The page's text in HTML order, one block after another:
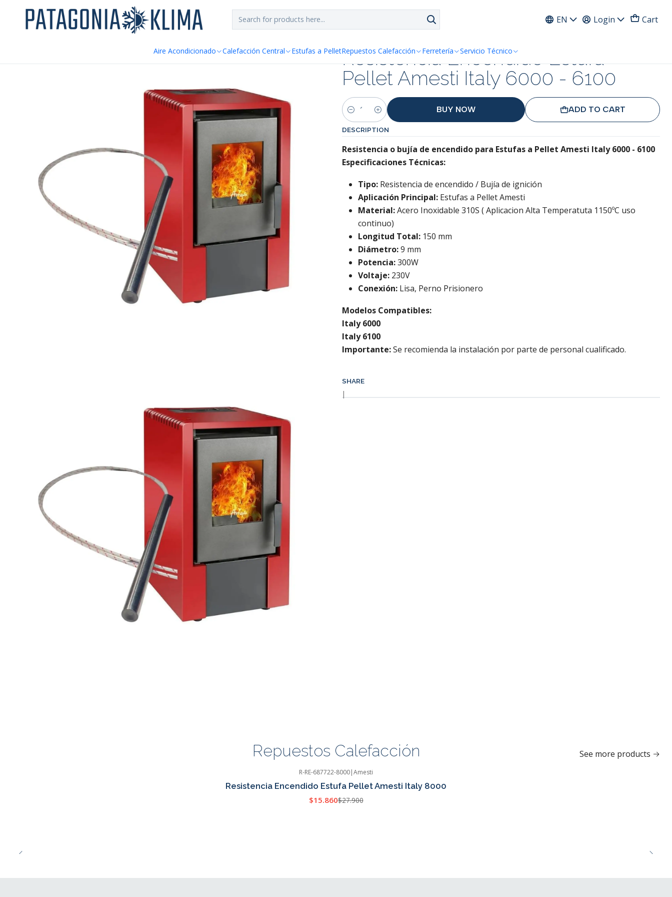
EN Login Cart
Aire Acondicionado Calefacción Central Estufas a PelletRepuestos Calefacción Ferretería Servicio Técnico
Home Repuestos Estufa Pellet Resistencia Encendido Estufa Pellet Amesti Italy 6000 - 6100
Resistencia Encendido Estufa
Pellet Amesti Italy 6000 - 6100
Quantity
ADD TO CART
BUY NOW
DESCRIPTION
Resistencia o bujía de encendido para Estufas a Pellet Amesti Italy 6000 - 6100
Especificaciones Técnicas:
Tipo: Resistencia de encendido / Bujía de ignición
Aplicación Principal: Estufas a Pellet Amesti
Material:Acero Inoxidable 310S ( Aplicacion Alta Temperatuta 1150ºC uso
continuo)
Longitud Total: 150 mm
Diámetro:9 mm
Potencia:300W
Voltaje: 230V
Conexión: Lisa, Perno Prisionero
Modelos Compatibles:
Italy 6000
Italy 6100
Importante:Se recomienda la instalación por parte de personal cualificado.
SHARE
|
Repuestos Calefacción See more products
R-RE-687722-8000|Amesti
Resistencia Encendido Estufa Pellet Amesti Italy 8000
$15.860$27.900